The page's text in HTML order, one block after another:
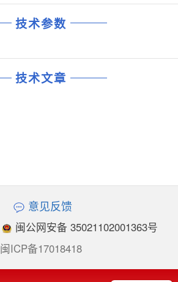
技术参数
技术文章
意见反馈
闽公网安备 35021102001363号
闽ICP备17018418